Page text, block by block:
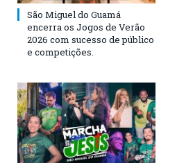
São Miguel do Guamá
encerra os Jogos de Verão
2026 com sucesso de público
e competições.